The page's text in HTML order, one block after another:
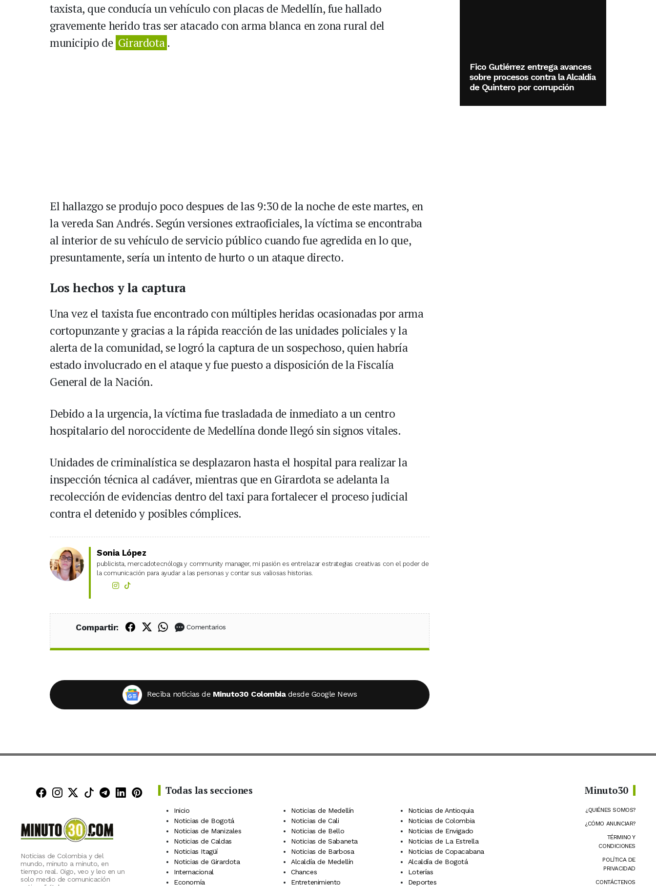
taxista, que conducía un vehículo con placas de Medellín, fue hallado
gravemente herido tras ser atacado con arma blanca en zona rural del
municipio de Girardota .
El hallazgo se produjo poco despues de las 9:30 de la noche de este martes, en
la vereda San Andrés. Según versiones extraoficiales, la víctima se encontraba
al interior de su vehículo de servicio público cuando fue agredida en lo que,
presuntamente, sería un intento de hurto o un ataque directo.
Los hechos y la captura
Una vez el taxista fue encontrado con múltiples heridas ocasionadas por arma
cortopunzante y gracias a la rápida reacción de las unidades policiales y la
alerta de la comunidad, se logró la captura de un sospechoso, quien habría
estado involucrado en el ataque y fue puesto a disposición de la Fiscalía
General de la Nación.
Debido a la urgencia, la víctima fue trasladada de inmediato a un centro
hospitalario del noroccidente de Medellína donde llegó sin signos vitales.
Unidades de criminalística se desplazaron hasta el hospital para realizar la
inspección técnica al cadáver, mientras que en Girardota se adelanta la
recolección de evidencias dentro del taxi para fortalecer el proceso judicial
contra el detenido y posibles cómplices.
Sonia López
publicista, mercadotecnóloga y community manager, mi pasión es entrelazar estrategias creativas con el poder de
la comunicación para ayudar a las personas y contar sus valiosas historias.
Compartir: Compartir en Facebook
Compartir en X (Twitter)
Compartir en WhatsApp
Comentarios
Reciba noticias de Minuto30 Colombia desde Google News
Fico Gutiérrez entrega avances
sobre procesos contra la Alcaldía
de Quintero por corrupción
Minuto30 en Facebook
Minuto30 en Instagram
Minuto30 en X (Twitter)
Minuto30 en TikTok
Canal de Minuto30 en Telegram
Minuto30 en LinkedIn
Minuto30 en Pinterest
Noticias de Colombia y del
mundo, minuto a minuto, en
tiempo real. Oigo, veo y leo en un
solo medio de comunicación
Todas las secciones
Inicio Noticias de Medellín
Noticias de Antioquia
Noticias de Bogotá
Noticias de Cali
Noticias de Colombia
Noticias de Manizales
Noticias de Bello
Noticias de Envigado
Noticias de Caldas
Noticias de Sabaneta
Noticias de La Estrella
Noticias Itagüí
Noticias de Barbosa
Noticias de Copacabana
Noticias de Girardota
Alcaldía de Medellín
Alcaldía de Bogotá
Internacional
Chances
Loterías
Economía
Entretenimiento Deportes
Minuto30
¿QUIÉNES SOMOS?
¿CÓMO ANUNCIAR?
TÉRMINO Y
CONDICIONES
POLÍTICA DE
PRIVACIDAD
CONTÁCTENOS